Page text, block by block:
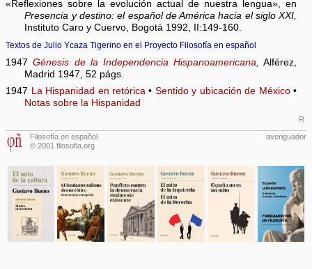
«Reflexiones sobre la evolución actual de nuestra lengua», en
Presencia y destino: el español de América hacia el siglo XXI,
Instituto Caro y Cuervo, Bogotá 1992, II:149-160.
Textos de Julio Ycaza Tigerino en el Proyecto Filosofía en español
1947Génesis de la Independencia Hispanoamericana, Alférez,
Madrid 1947, 52 págs.
1947 La Hispanidad en retórica • Sentido y ubicación de México•
Notas sobre la Hispanidad
R
Filosofía en español
© 2001 filosofia.org
averiguador